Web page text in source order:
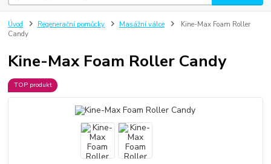
Úvod Regenerační pomůcky Masážní válce
Kine-Max Foam Roller
Candy
Kine-Max Foam Roller Candy
TOP produkt